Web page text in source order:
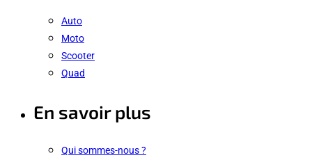
Auto
Moto
Scooter
Quad
En savoir plus
Qui sommes-nous ?